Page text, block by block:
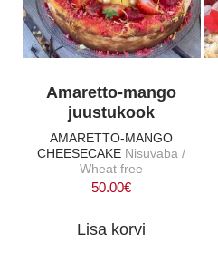
Amaretto-mango
juustukook
AMARETTO-MANGO
CHEESECAKE Nisuvaba /
Wheat free
50.00€
Lisa korvi